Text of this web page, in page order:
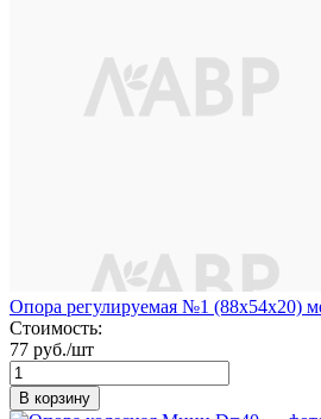
Опора регулируемая №1 (88х54х20)
Стоимость:
77 руб./шт
В корзину